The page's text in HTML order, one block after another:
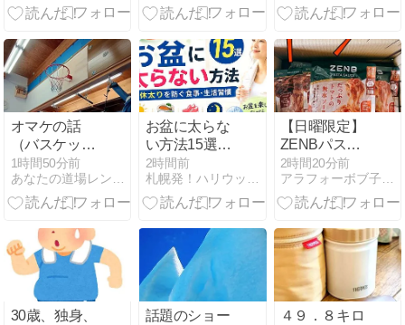
を自由自在に
ッカー】
ってしまうｗ
オマケの話
（バスケット
ゴール）
1時間50分前
あなたの道場レンタルスペースあこう堂
お盆に太らな
い方法15選！
連休太りを防
ぐ食事・生活
習慣
2時間前
札幌発！ハリウッドスタイルダイエット
【日曜限定】
ZENBパスタ
スナック
39%OFFセー
ル
2時間20分前
アラフォーボブ子の16時間断食オートファジーダイエット
30歳、独身、
話題のショー
４９．８キロ